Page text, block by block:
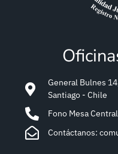
General Bulnes
Santiago - Chile
Fono Mesa
Contáctanos: